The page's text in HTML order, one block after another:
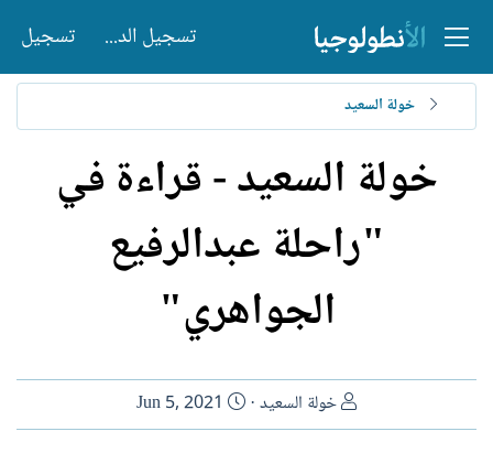
تسجيل الدخول تسجيل
خولة السعيد
خولة السعيد - قراءة في
"راحلة عبدالرفيع
الجواهري"
ا
ل
خولة السعيد
ا
Jun 5, 2021